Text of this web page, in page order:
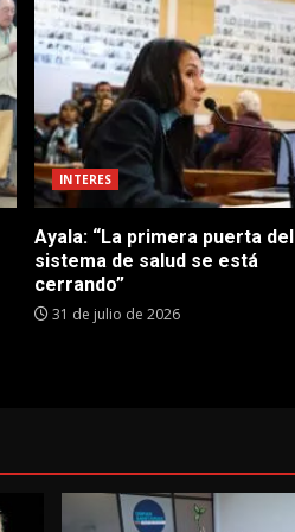
INTERES
Ayala: “La primera puerta del
sistema de salud se está
cerrando”
31 de julio de 2026